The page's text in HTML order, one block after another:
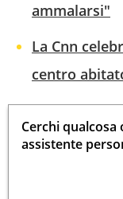
ammalarsi"
La Cnn
centro
Cerchi
assistente